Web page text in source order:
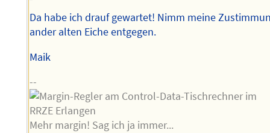
Da habe ich drauf gewartet! Nimm meine
ander alten Eiche entgegen.
Maik
--
Mehr margin! Sag ich ja immer...